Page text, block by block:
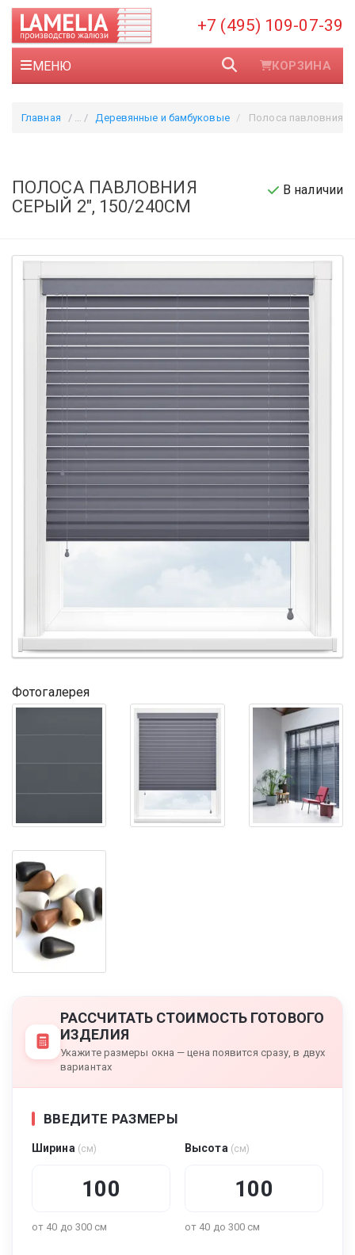
+7 (495) 109-07-39
МЕНЮ КОРЗИНА
Главная Деревянные и бамбуковые Полоса павловния
ПОЛОСА ПАВЛОВНИЯ
СЕРЫЙ 2", 150/240СМ
В наличии
Фотогалерея
РАССЧИТАТЬ СТОИМОСТЬ ГОТОВОГО
ИЗДЕЛИЯ
Укажите размеры окна — цена появится сразу, в двух
вариантах
ВВЕДИТЕ РАЗМЕРЫ
Ширина (см)
от 40 до 300 см
Высота (см)
от 40 до 300 см